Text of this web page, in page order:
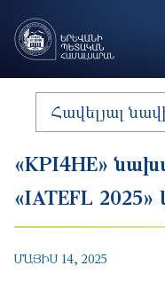
Հավելյալ
«KPI4HE»
«IATEFL
ՄԱՅԻՍ 14, 2025